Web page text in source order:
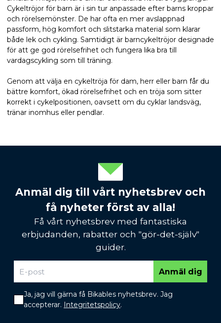
Cykeltröjor för barn är i sin tur anpassade efter barns kroppar
och rörelsemönster. De har ofta en mer avslappnad
passform, hög komfort och slitstarka material som klarar
både lek och cykling. Samtidigt är barncykeltröjor designade
för att ge god rörelsefrihet och fungera lika bra till
vardagscykling som till träning.
Genom att välja en cykeltröja för dam, herr eller barn får du
bättre komfort, ökad rörelsefrihet och en tröja som sitter
korrekt i cykelpositionen, oavsett om du cyklar landsväg,
tränar inomhus eller pendlar.
Anmäl dig till vårt nyhetsbrev och
få nyheter först av alla!
Få vårt nyhetsbrev med fantastiska
erbjudanden, rabatter och "gör-det-själv"
guider.
Anmäl dig
Ja, jag vill gärna få Bikables nyhetsbrev. Jag
accepterar. Integritetspolicy.